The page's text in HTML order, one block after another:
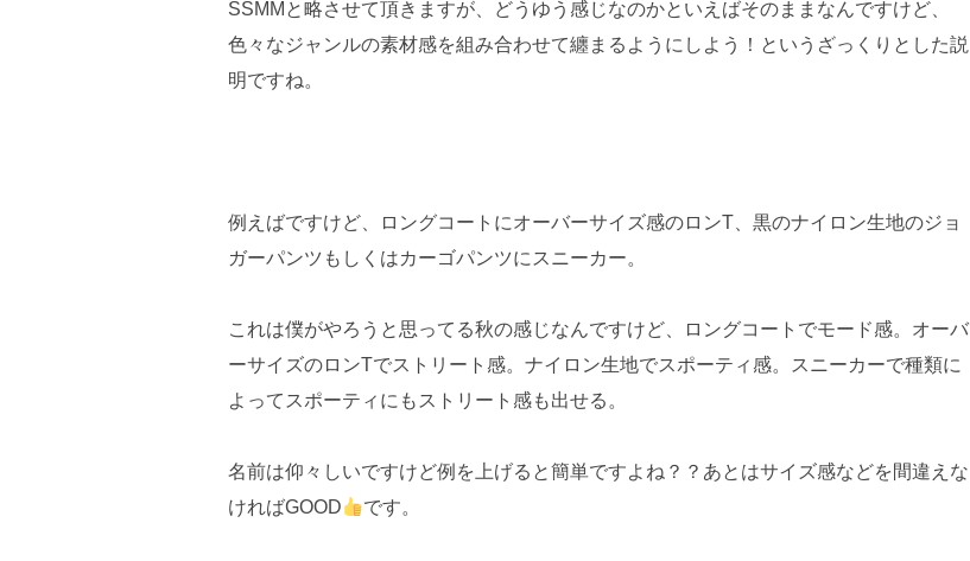
SSMMと略させて頂きますが、どうゆう感じなのかといえばそのままなんですけど、
色々なジャンルの素材感を組み合わせて纏まるようにしよう！というざっくりとした説
明ですね。
例えばですけど、ロングコートにオーバーサイズ感のロンT、黒のナイロン生地のジョ
ガーパンツもしくはカーゴパンツにスニーカー。
これは僕がやろうと思ってる秋の感じなんですけど、ロングコートでモード感。オーバ
ーサイズのロンTでストリート感。ナイロン生地でスポーティ感。スニーカーで種類に
よってスポーティにもストリート感も出せる。
名前は仰々しいですけど例を上げると簡単ですよね？？あとはサイズ感などを間違えな
ければGOOD
です。